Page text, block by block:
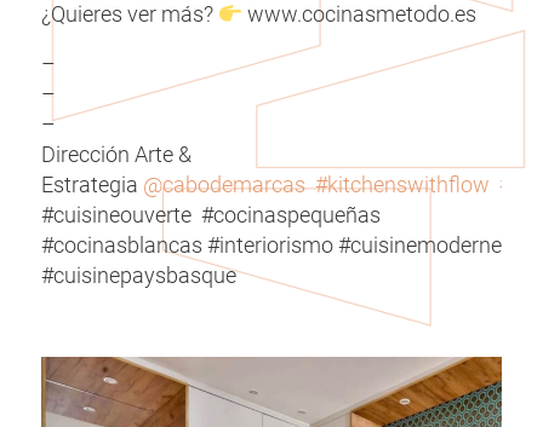
¿Quieres ver más?
www.cocinasmetodo.es
–
–
–
Dirección Arte &
Estrategia @cabodemarcas #kitchenswithflow
#cuisineouverte #cocinaspequeñas
#cocinasblancas #interiorismo #cuisinemoderne
#cuisinepaysbasque